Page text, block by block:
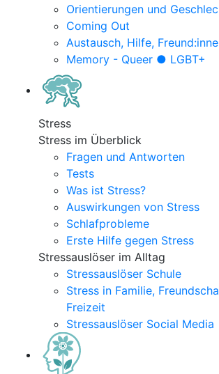
Orientierungen und
Coming Out
Austausch, Hilfe,
Memory - Queer ● LGBT+
Stress
Stress im Überblick
Fragen und Antworten
Tests
Was ist Stress?
Auswirkungen von Stress
Schlafprobleme
Erste Hilfe gegen Stress
Stressauslöser im Alltag
Stressauslöser Schule
Stress in Familie,
Freizeit
Stressauslöser Social Media